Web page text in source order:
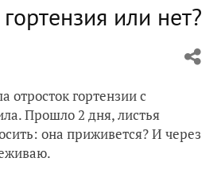
или нет?
отросток гортензии с
Прошло 2 дня, листья
она приживется? И через